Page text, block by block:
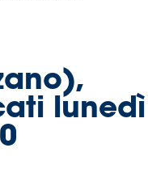
lunedì